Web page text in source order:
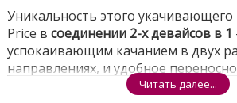
Уникальность этого укачивающего
Pricе в соединении 2-х девайсов в 1
успокаивающим качанием в двух
направлениях, и удобное
с вибрацией - идеальное место для
Читать далее...